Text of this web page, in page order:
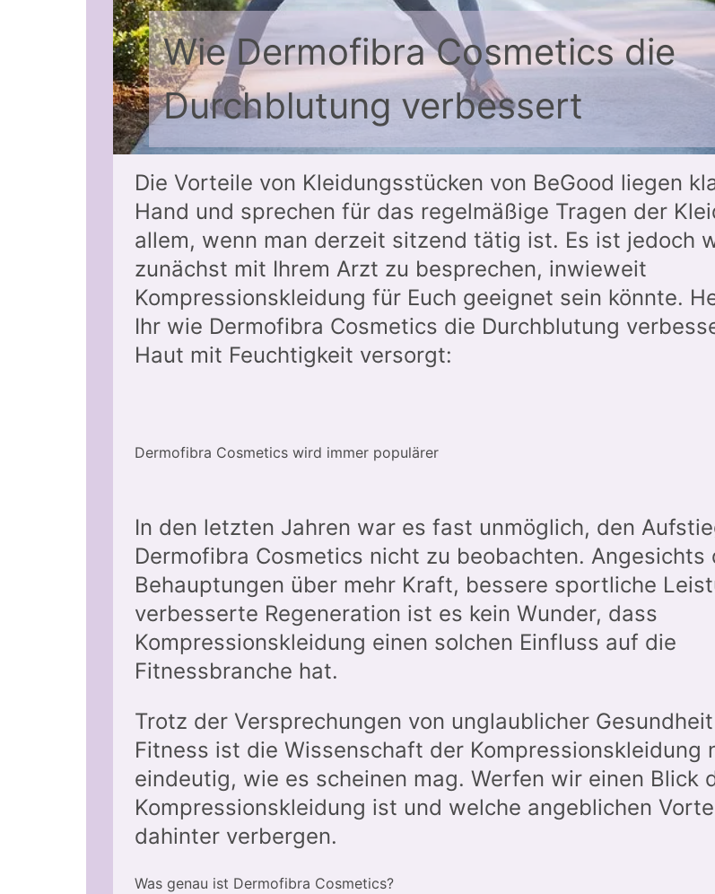
Wie Dermofibra Cosmetics die
Durchblutung verbessert
Die Vorteile von Kleidungsstücken von BeGood liegen
Hand und sprechen für das regelmäßige Tragen der
allem, wenn man derzeit sitzend tätig ist. Es ist jedoch
zunächst mit Ihrem Arzt zu besprechen, inwieweit
Kompressionskleidung für Euch geeignet sein könnte.
Ihr wie Dermofibra Cosmetics die Durchblutung
Haut mit Feuchtigkeit versorgt:
Dermofibra Cosmetics wird immer populärer
In den letzten Jahren war es fast unmöglich, den
Dermofibra Cosmetics nicht zu beobachten. Angesichts
Behauptungen über mehr Kraft, bessere sportliche
verbesserte Regeneration ist es kein Wunder, dass
Kompressionskleidung einen solchen Einfluss auf die
Fitnessbranche hat.
Trotz der Versprechungen von unglaublicher
Fitness ist die Wissenschaft der Kompressionskleidung
eindeutig, wie es scheinen mag. Werfen wir einen Blick
Kompressionskleidung ist und welche angeblichen
dahinter verbergen.
Was genau ist Dermofibra Cosmetics?